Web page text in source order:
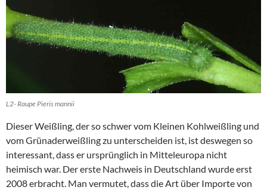
L2- Raupe Pieris mannii
Dieser Weißling, der so schwer vom Kleinen Kohlweißling und
vom Grünaderweißling zu unterscheiden ist, ist deswegen so
interessant, dass er ursprünglich in Mitteleuropa nicht
heimisch war. Der erste Nachweis in Deutschland wurde erst
2008 erbracht. Man vermutet, dass die Art über Importe von